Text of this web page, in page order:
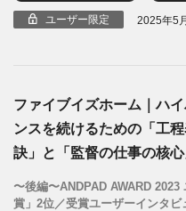
ユーザー限定 2025年5
ファイブイズホーム｜ハ
ンスを続けるための「工
訣」と「監督の仕事の核心
〜後編〜ANDPAD AWARD
賞」2位／受賞ユーザーインタビ